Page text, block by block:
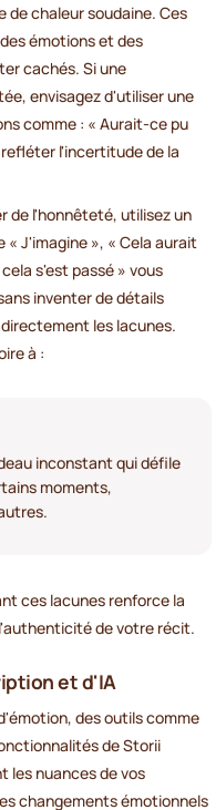
de chaleur soudaine. Ces
émotions et des
cachés. Si une
envisagez d'utiliser une
comme : « Aurait-ce pu
l'incertitude de la
de l'honnêteté, utilisez un
« J'imagine », « Cela aurait
s'est passé » vous
inventer de détails
les lacunes.
à :
inconstant qui défile
moments,
ces lacunes renforce la
de votre récit.
et d'IA
des outils comme
de Storii
les nuances de vos
changements émotionnels